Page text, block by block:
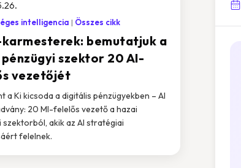
karmesterek: bemutatjuk a
szektor 20 AI-
vezetőjét
intelligencia Összes cikk
a Ki kicsoda a digitális pénzügyekben – AI
20 MI-felelős vezető a hazai
szektorból, akik az AI stratégiai
felelnek.